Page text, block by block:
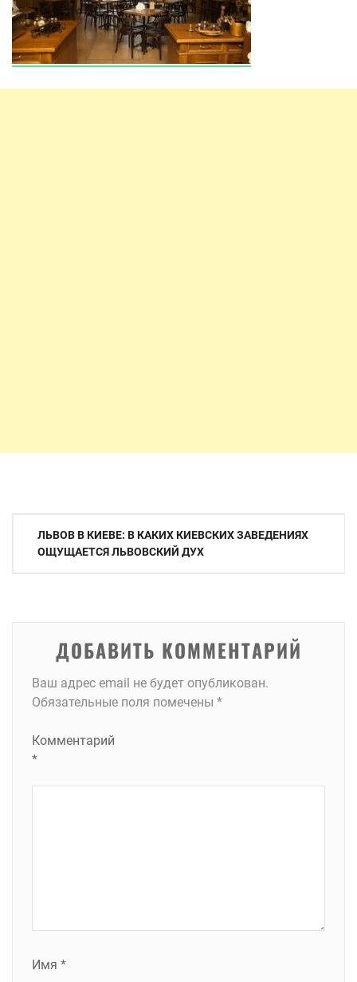
Навигация
ЛЬВОВ В КИЕВЕ: В КАКИХ КИЕВСКИХ ЗАВЕДЕНИЯХ
ОЩУЩАЕТСЯ ЛЬВОВСКИЙ ДУХ
ДОБАВИТЬ КОММЕНТАРИЙ
Ваш адрес email не будет опубликован.
Обязательные поля помечены *
Комментарий
*
Имя *